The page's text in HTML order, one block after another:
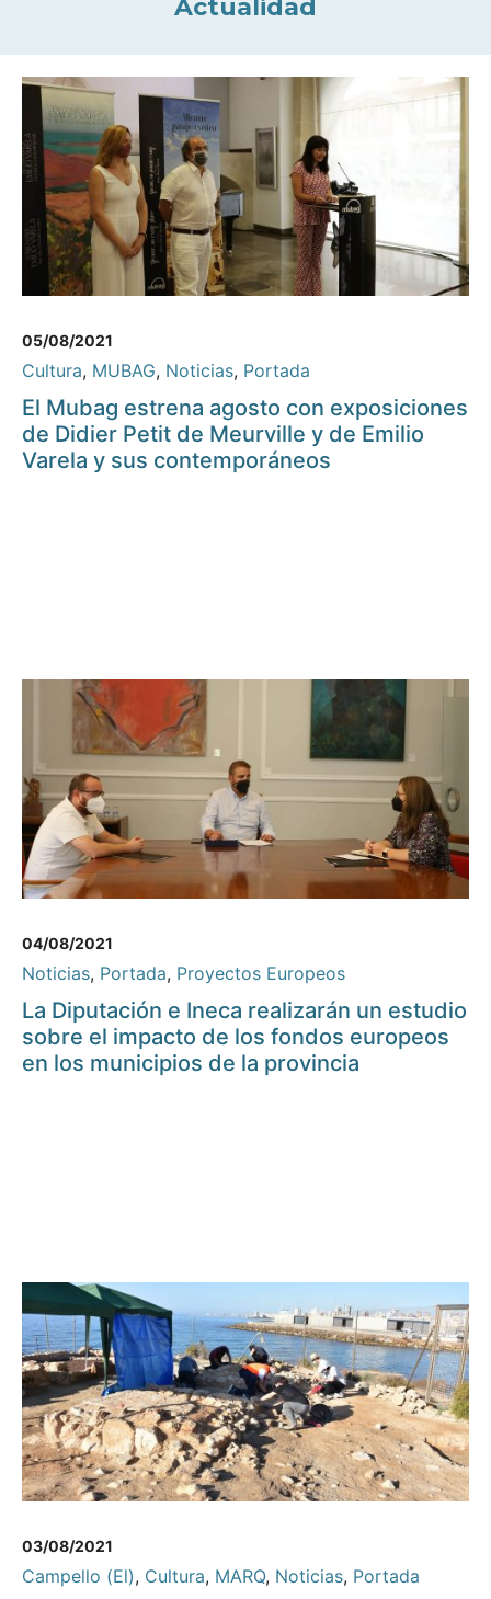
Actualidad
05/08/2021
Cultura, MUBAG, Noticias, Portada
El Mubag estrena agosto con exposiciones
de Didier Petit de Meurville y de Emilio
Varela y sus contemporáneos
04/08/2021
Noticias, Portada, Proyectos Europeos
La Diputación e Ineca realizarán un estudio
sobre el impacto de los fondos europeos
en los municipios de la provincia
03/08/2021
Campello (El), Cultura, MARQ, Noticias, Portada